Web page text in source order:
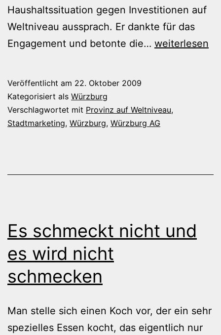
Haushaltssituation gegen Investitionen auf
Weltniveau aussprach. Er dankte für das
Engagement und betonte die… Abgehakt
weiterlesen
Veröffentlicht am 22. Oktober 2009
Kategorisiert als Würzburg
Verschlagwortet mit Provinz auf Weltniveau,
Stadtmarketing, Würzburg, Würzburg AG
Es schmeckt nicht und
es wird nicht
schmecken
Man stelle sich einen Koch vor, der ein sehr
spezielles Essen kocht, das eigentlich nur